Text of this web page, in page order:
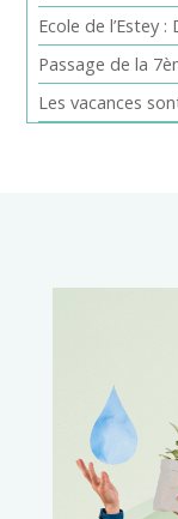
Ecole de l’Estey
Passage de la
Les vacances